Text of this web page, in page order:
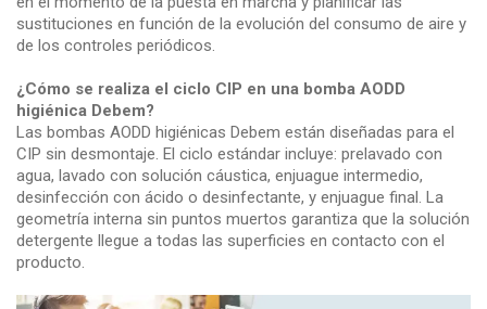
sustituciones en función de la evolución del consumo de aire y
de los controles periódicos.
¿Cómo se realiza el ciclo CIP en una bomba AODD
higiénica Debem?
Las bombas AODD higiénicas Debem están diseñadas para el
CIP sin desmontaje. El ciclo estándar incluye: prelavado con
agua, lavado con solución cáustica, enjuague intermedio,
desinfección con ácido o desinfectante, y enjuague final. La
geometría interna sin puntos muertos garantiza que la solución
detergente llegue a todas las superficies en contacto con el
producto.